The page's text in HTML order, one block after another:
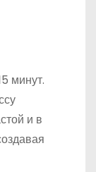
минут.
и в